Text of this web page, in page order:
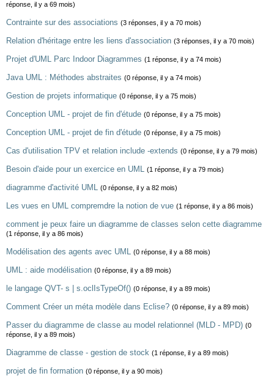
réponse, il y a 69 mois)
Contrainte sur des associations (3 réponses, il y a 70 mois)
Relation d'héritage entre les liens d'association (3 réponses, il y a 70 mois)
Projet d'UML Parc Indoor Diagrammes (1 réponse, il y a 74 mois)
Java UML : Méthodes abstraites (0 réponse, il y a 74 mois)
Gestion de projets informatique (0 réponse, il y a 75 mois)
Conception UML - projet de fin d'étude (0 réponse, il y a 75 mois)
Conception UML - projet de fin d'étude (0 réponse, il y a 75 mois)
Cas d'utilisation TPV et relation include -extends (0 réponse, il y a 79 mois)
Besoin d'aide pour un exercice en UML (1 réponse, il y a 79 mois)
diagramme d'activité UML (0 réponse, il y a 82 mois)
Les vues en UML compremdre la notion de vue (1 réponse, il y a 86 mois)
comment je peux faire un diagramme de classes selon cette diagramme
(1 réponse, il y a 86 mois)
Modélisation des agents avec UML (0 réponse, il y a 88 mois)
UML : aide modélisation (0 réponse, il y a 89 mois)
le langage QVT- s | s.oclIsTypeOf() (0 réponse, il y a 89 mois)
Comment Créer un méta modèle dans Eclise? (0 réponse, il y a 89 mois)
Passer du diagramme de classe au model relationnel (MLD - MPD) (0
réponse, il y a 89 mois)
Diagramme de classe - gestion de stock (1 réponse, il y a 89 mois)
projet de fin formation (0 réponse, il y a 90 mois)